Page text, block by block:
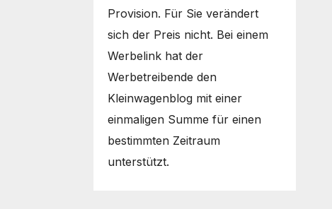
Provision. Für Sie verändert
sich der Preis nicht. Bei einem
Werbelink hat der
Werbetreibende den
Kleinwagenblog mit einer
einmaligen Summe für einen
bestimmten Zeitraum
unterstützt.